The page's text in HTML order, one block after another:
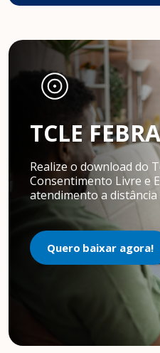
TCLE
Realize o download do
Consentimento Livre e
atendimento a
Quero baixar agora!